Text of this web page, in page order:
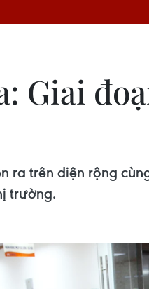
Giai
ra trên diện rộng
trường.